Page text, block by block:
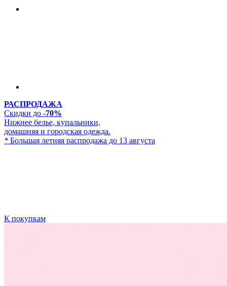
РАСПРОДАЖА
Скидки до -70%
Нижнее белье, купальники,
домашняя и городская одежда.
* Большая летняя распродажа до 13 августа
К покупкам